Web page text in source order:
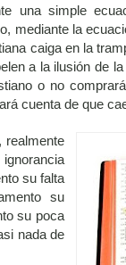
una simple
mediante la
caiga en la
a la ilusión de
o no
cuenta de que
realmente
su falta
su
su poca
nada de